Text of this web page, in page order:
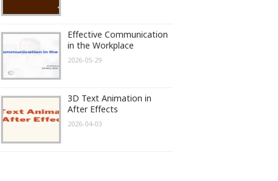
Effective Communication
in the Workplace
2026-05-29
3D Text Animation in
After Effects
2026-04-03